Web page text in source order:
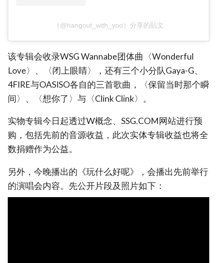
（@hangout_with_yoo）分享的貼文
该专辑会收录WSG Wannabe团体曲〈Wonderful
Love〉、〈闭上眼睛〉，还有三个小分队Gaya-G、
4FIRE与OASISO各自的三首歌曲，〈保留当时那个瞬
间〉、〈想你了〉与〈Clink Clink〉。
实物专辑今日起透过W概念、SSG.COM网站进行预
购，包括先前的音源收益，此次实体专辑收益也将全
数捐赠作为公益。
另外，今晚播出的《玩什么好呢》，会播出先前举行
的演唱会内容。先公开片段及照片如下：